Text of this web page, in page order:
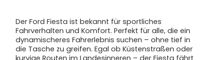
Der Ford Fiesta ist bekannt für sportliches
Fahrverhalten und Komfort. Perfekt für alle, die ein
dynamischeres Fahrerlebnis suchen – ohne tief in
die Tasche zu greifen. Egal ob Küstenstraßen oder